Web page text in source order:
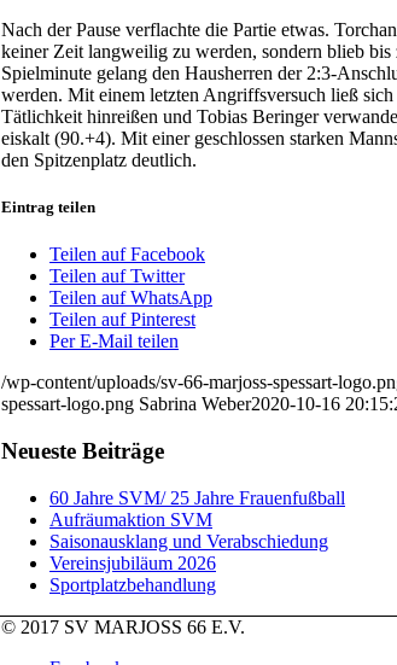
Nach der Pause verflachte die Partie etwas.
keiner Zeit langweilig zu werden, sondern blieb
Spielminute gelang den Hausherren der 2:3-
werden. Mit einem letzten Angriffsversuch ließ
Tätlichkeit hinreißen und Tobias Beringer
eiskalt (90.+4). Mit einer geschlossen starken
den Spitzenplatz deutlich.
Eintrag teilen
Teilen auf Facebook
Teilen auf Twitter
Teilen auf WhatsApp
Teilen auf Pinterest
Per E-Mail teilen
/wp-content/uploads/sv-66-marjoss-spessart-
spessart-logo.png Sabrina Weber2020-10-16
Neueste Beiträge
60 Jahre SVM/ 25 Jahre Frauenfußball
Aufräumaktion SVM
Saisonausklang und Verabschiedung
Vereinsjubiläum 2026
Sportplatzbehandlung
© 2017 SV MARJOSS 66 E.V.